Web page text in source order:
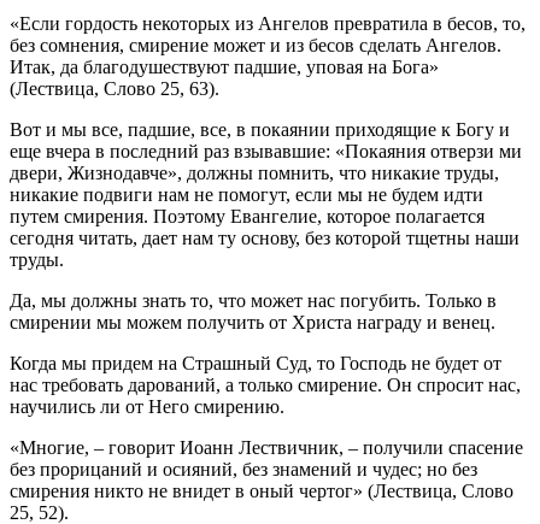
«Если гордость некоторых из Ангелов превратила в бесов, то,
без сомнения, смирение может и из бесов сделать Ангелов.
Итак, да благодушествуют падшие, уповая на Бога»
(Лествица, Слово 25, 63).
Вот и мы все, падшие, все, в покаянии приходящие к Богу и
еще вчера в последний раз взывавшие: «Покаяния отверзи ми
двери, Жизнодавче», должны помнить, что никакие труды,
никакие подвиги нам не помогут, если мы не будем идти
путем смирения. Поэтому Евангелие, которое полагается
сегодня читать, дает нам ту основу, без которой тщетны наши
труды.
Да, мы должны знать то, что может нас погубить. Только в
смирении мы можем получить от Христа награду и венец.
Когда мы придем на Страшный Суд, то Господь не будет от
нас требовать дарований, а только смирение. Он спросит нас,
научились ли от Него смирению.
«Многие, – говорит Иоанн Лествичник, – получили спасение
без прорицаний и осияний, без знамений и чудес; но без
смирения никто не внидет в оный чертог» (Лествица, Слово
25, 52).